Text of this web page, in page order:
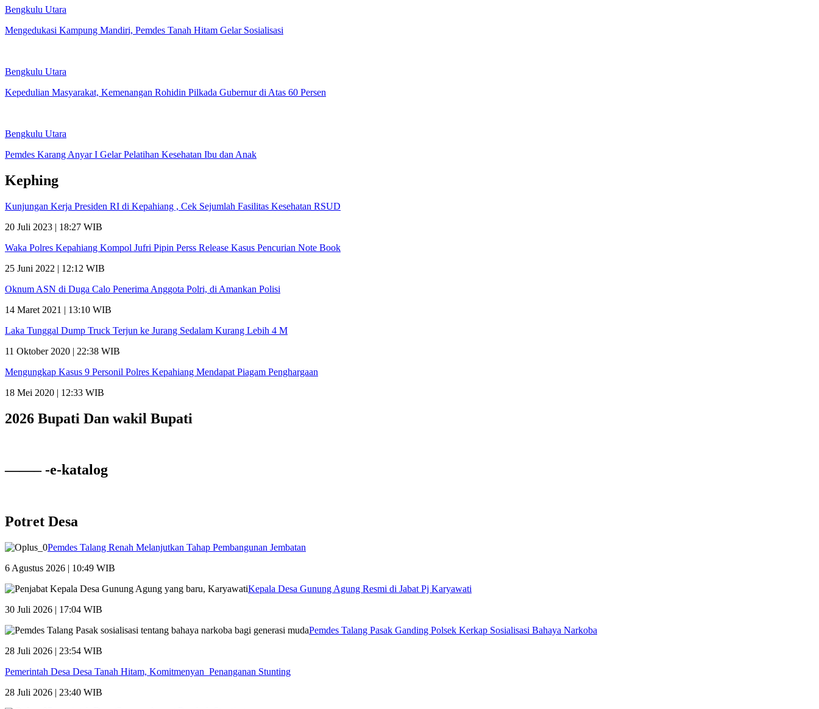
Bengkulu Utara
Mengedukasi Kampung Mandiri, Pemdes Tanah Hitam Gelar Sosialisasi
Bengkulu Utara
Kepedulian Masyarakat, Kemenangan Rohidin Pilkada Gubernur di Atas 60 Persen
Bengkulu Utara
Pemdes Karang Anyar I Gelar Pelatihan Kesehatan Ibu dan Anak
Kephing
Kunjungan Kerja Presiden RI di Kepahiang , Cek Sejumlah Fasilitas Kesehatan RSUD
20 Juli 2023 | 18:27 WIB
Waka Polres Kepahiang Kompol Jufri Pipin Perss Release Kasus Pencurian Note Book
25 Juni 2022 | 12:12 WIB
Oknum ASN di Duga Calo Penerima Anggota Polri, di Amankan Polisi
14 Maret 2021 | 13:10 WIB
Laka Tunggal Dump Truck Terjun ke Jurang Sedalam Kurang Lebih 4 M
11 Oktober 2020 | 22:38 WIB
Mengungkap Kasus 9 Personil Polres Kepahiang Mendapat Piagam Penghargaan
18 Mei 2020 | 12:33 WIB
2026 Bupati Dan wakil Bupati
——– -e-katalog
Potret Desa
Pemdes Talang Renah Melanjutkan Tahap Pembangunan Jembatan
6 Agustus 2026 | 10:49 WIB
Kepala Desa Gunung Agung Resmi di Jabat Pj Karyawati
30 Juli 2026 | 17:04 WIB
Pemdes Talang Pasak Ganding Polsek Kerkap Sosialisasi Bahaya Narkoba
28 Juli 2026 | 23:54 WIB
Pemerintah Desa Desa Tanah Hitam, Komitmenyan Penanganan Stunting
28 Juli 2026 | 23:40 WIB